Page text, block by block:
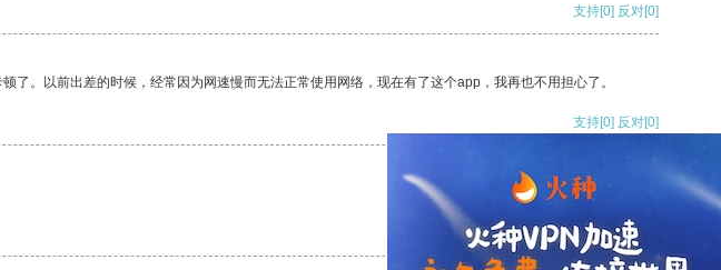
支持[0] 反对[0]
。以前出差的时候，经常因为网速慢而无法正常使用网络，现在有了这个app，我再也不用担心了。
支持[0] 反对[0]
支持[0] 反对